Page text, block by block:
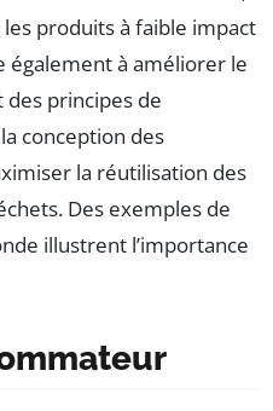
produits à faible impact
à améliorer le
des principes de
conception des
la réutilisation des
Des exemples de
illustrent l’importance